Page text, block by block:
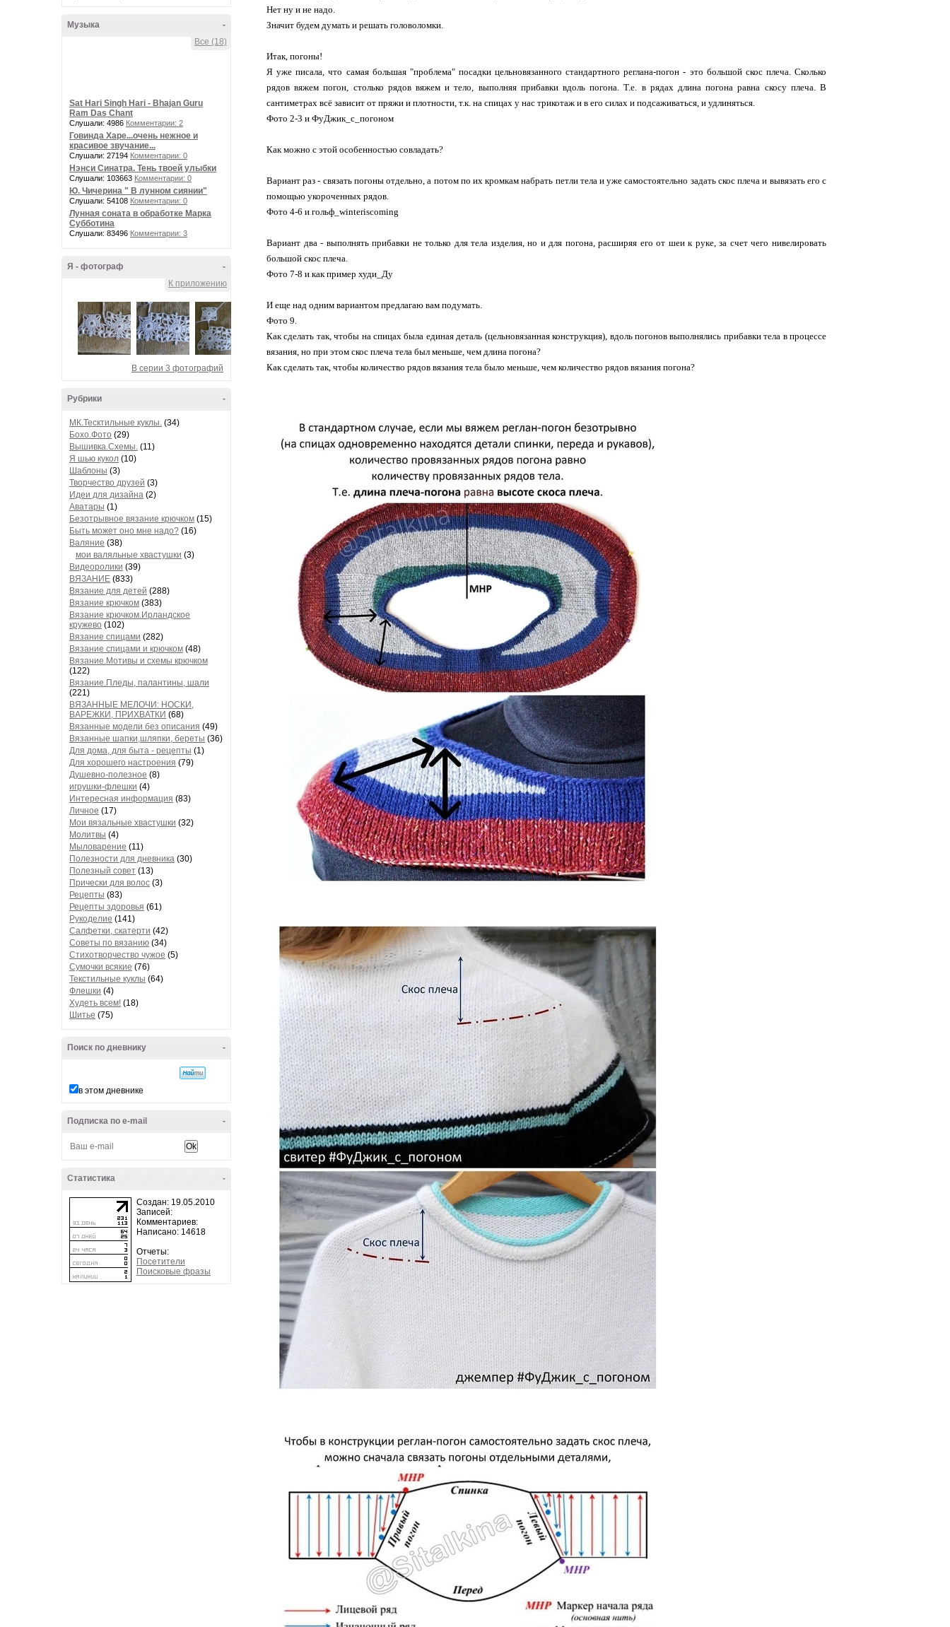
-
Музыка
Все (18)
Sat Hari Singh Hari - Bhajan Guru
Ram Das Chant
Слушали: 4986 Комментарии: 2
Говинда Харе...очень нежное и
красивое звучание...
Слушали: 27194 Комментарии: 0
Нэнси Синатра. Тень твоей улыбки
Слушали: 103663 Комментарии: 0
Ю. Чичерина " В лунном сиянии"
Слушали: 54108 Комментарии: 0
Лунная соната в обработке Марка
Субботина
Слушали: 83496 Комментарии: 3
-
Я - фотограф
К приложению
В серии 3 фотографий
-
Рубрики
МК.Тесктильные куклы. (34)
Бохо.Фото (29)
Вышивка.Схемы. (11)
Я шью кукол (10)
Шаблоны (3)
Творчество друзей (3)
Идеи для дизайна (2)
Аватары (1)
Безотрывное вязание крючком (15)
Быть может оно мне надо? (16)
Валяние (38)
мои валяльные хвастушки (3)
Видеоролики (39)
ВЯЗАНИЕ (833)
Вязание для детей (288)
Вязание крючком (383)
Вязание крючком.Ирландское
кружево (102)
Вязание спицами (282)
Вязание спицами и крючком (48)
Вязание.Мотивы и схемы крючком
(122)
Вязание.Пледы, палантины, шали
(221)
ВЯЗАННЫЕ МЕЛОЧИ: НОСКИ,
ВАРЕЖКИ, ПРИХВАТКИ (68)
Вязанные модели без описания (49)
Вязанные шапки,шляпки, береты (36)
Для дома, для быта - рецепты (1)
Для хорошего настроения (79)
Душевно-полезное (8)
игрушки-флешки (4)
Интересная информация (83)
Личное (17)
Мои вязальные хвастушки (32)
Молитвы (4)
Мыловарение (11)
Полезности для дневника (30)
Полезный совет (13)
Прически для волос (3)
Рецепты (83)
Рецепты здоровья (61)
Рукоделие (141)
Салфетки, скатерти (42)
Советы по вязанию (34)
Стихотворчество чужое (5)
Сумочки всякие (76)
Текстильные куклы (64)
Флешки (4)
Худеть всем! (18)
Шитье (75)
-
Поиск по дневнику
в этом дневнике
-
Подписка по e-mail
-
Статистика
Создан: 19.05.2010
Записей:
Комментариев:
Написано: 14618
Отчеты:
Посетители
Поисковые фразы
Нет ну и не надо.
Значит будем думать и решать головоломки.
Итак, погоны!
Я уже писала, что самая большая "проблема" посадки цельновязанного стандартного реглана-погон - это большой скос плеча. Сколько
рядов вяжем погон, столько рядов вяжем и тело, выполняя прибавки вдоль погона. Т.е. в рядах длина погона равна скосу плеча. В
сантиметрах всё зависит от пряжи и плотности, т.к. на спицах у нас трикотаж и в его силах и подсаживаться, и удлиняться.
Фото 2-3 и ФуДжик_с_погоном
Как можно с этой особенностью совладать?
Вариант раз - связать погоны отдельно, а потом по их кромкам набрать петли тела и уже самостоятельно задать скос плеча и вывязать его с
помощью укороченных рядов.
Фото 4-6 и гольф_winteriscoming
Вариант два - выполнять прибавки не только для тела изделия, но и для погона, расширяя его от шеи к руке, за счет чего нивелировать
большой скос плеча.
Фото 7-8 и как пример худи_Ду
И еще над одним вариантом предлагаю вам подумать.
Фото 9.
Как сделать так, чтобы на спицах была единая деталь (цельновязанная конструкция), вдоль погонов выполнялись прибавки тела в процессе
вязания, но при этом скос плеча тела был меньше, чем длина погона?
Как сделать так, чтобы количество рядов вязания тела было меньше, чем количество рядов вязания погона?